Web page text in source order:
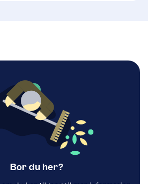
Bor du her?